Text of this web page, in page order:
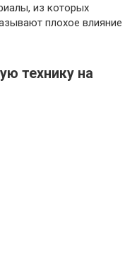
из которых
плохое влияние
технику на